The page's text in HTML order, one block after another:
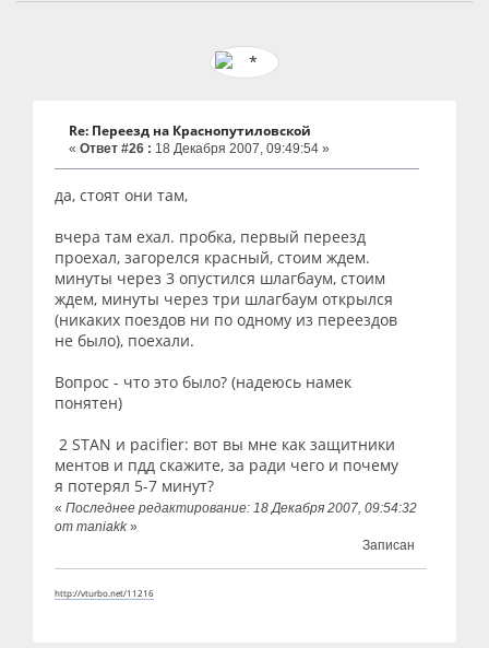
Re: Переезд на Краснопутиловской
« Ответ #26 : 18 Декабря 2007, 09:49:54 »
да, стоят они там,
вчера там ехал. пробка, первый переезд
проехал, загорелся красный, стоим ждем.
минуты через 3 опустился шлагбаум, стоим
ждем, минуты через три шлагбаум открылся
(никаких поездов ни по одному из переездов
не было), поехали.
Вопрос - что это было? (надеюсь намек
понятен)
2 STAN и pacifier: вот вы мне как защитники
ментов и пдд скажите, за ради чего и почему
я потерял 5-7 минут?
« Последнее редактирование: 18 Декабря 2007, 09:54:32
от maniakk »
Записан
http://vturbo.net/11216